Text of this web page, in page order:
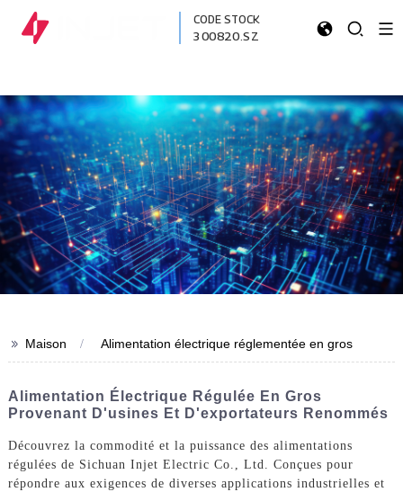
CODE STOCK
300820.SZ
>> Maison Alimentation électrique réglementée en gros
Alimentation Électrique Régulée En Gros
Provenant D'usines Et D'exportateurs Renommés
Découvrez la commodité et la puissance des alimentations
régulées de Sichuan Injet Electric Co., Ltd. Conçues pour
répondre aux exigences de diverses applications industrielles et